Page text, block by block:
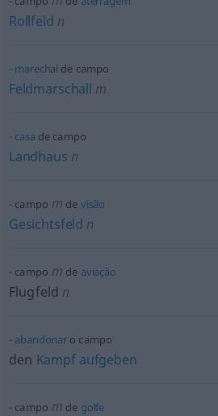
Rollfeld n
marechal de campo
Feldmarschall m
casa de campo
Landhaus n
campo m de visão
Gesichtsfeld n
campo m de aviação
Flugfeld n
abandonar o campo
den Kampf aufgeben
campo m de golfe